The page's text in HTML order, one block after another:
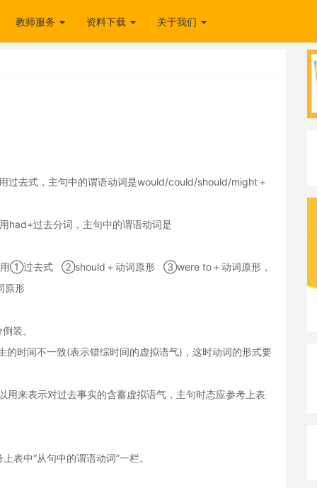
教师服务 资料下载 关于我们
过去式，主句中的谓语动词是would/could/should/might＋
had+过去分词，主句中的谓语动词是
用①过去式 ②should＋动词原形 ③were to＋动词原形，
原形
装。
的时间不一致(表示错综时间的虚拟语气)，这时动词的形式要
用来表示对过去事实的含蓄虚拟语气，主句时态应参考上表
表中“从句中的谓语动词”一栏。